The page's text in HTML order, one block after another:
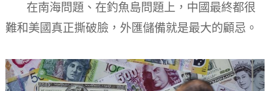
在南海問題、在釣魚島問題上，中國最終都很
難和美國真正撕破臉，外匯儲備就是最大的顧忌。